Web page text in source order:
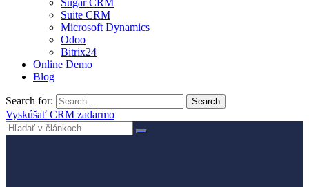
Sugar CRM
Suite CRM
Microsoft Dynamics
Odoo
Bitrix24
Online Demo
Blog
Search for: Search
Vyskúšať CRM zadarmo